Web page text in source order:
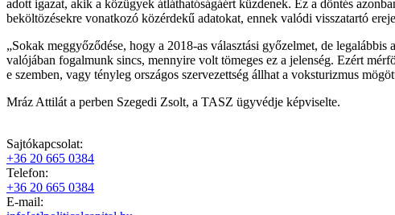
adott igazat, akik a közügyek átláthatóságáért küzdenek. Ez a döntés
beköltözésekre vonatkozó közérdekű adatokat, ennek valódi visszatartó
„Sokak meggyőződése, hogy a 2018-as választási győzelmet, de
valójában fogalmunk sincs, mennyire volt tömeges ez a jelenség. Ezért
e szemben, vagy tényleg országos szervezettség állhat a voksturizmus
Mráz Attilát a perben Szegedi Zsolt, a TASZ ügyvédje képviselte.
Sajtókapcsolat:
+36 20 665 0384
Telefon:
+36 20 665 0384
E-mail: